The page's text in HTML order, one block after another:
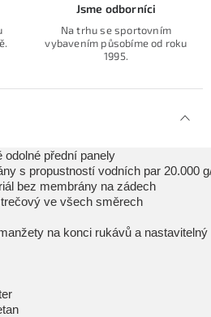
Jsme odborníci
Na trhu se sportovním
vybavením působíme od roku
1995.
odolné přední panely
s propustností vodních par 20.000
bez membrány na zádech
ve všech směrech
na konci rukávů a nastavitelný